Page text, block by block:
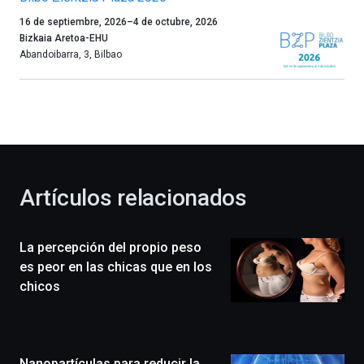
Un
año
más,
celebración
novena
edición
de
16 de septiembre, 2026–4 de octubre, 2026
Bizkaia Aretoa-EHU
Abandoibarra, 3, Bilbao
Artículos relacionados
La percepción del propio peso
es peor en las chicas que en los
chicos